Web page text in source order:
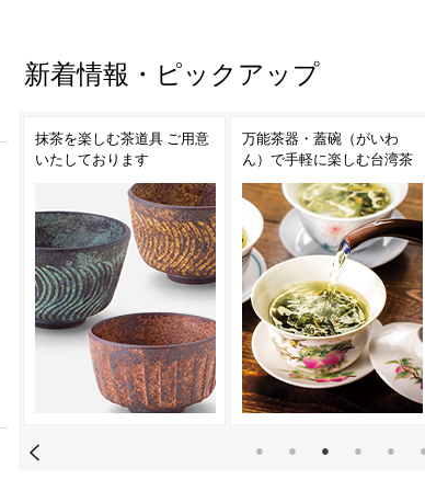
新着情報・ピックアップ
抹茶を楽しむ茶道具 ご用意
いたしております
万能茶器・蓋碗（がいわ
ん）で手軽に楽しむ台湾茶